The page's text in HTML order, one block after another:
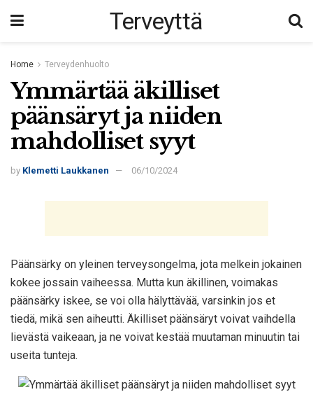
Terveyttä
Home Terveydenhuolto
Ymmärtää äkilliset
päänsäryt ja niiden
mahdolliset syyt
by Klemetti Laukkanen 06/10/2024
Päänsärky on yleinen terveysongelma, jota melkein jokainen
kokee jossain vaiheessa. Mutta kun äkillinen, voimakas
päänsärky iskee, se voi olla hälyttävää, varsinkin jos et
tiedä, mikä sen aiheutti. Äkilliset päänsäryt voivat vaihdella
lievästä vaikeaan, ja ne voivat kestää muutaman minuutin tai
useita tunteja.